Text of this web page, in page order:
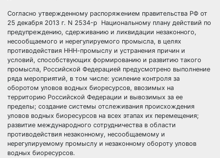
Согласно утвержденному распоряжением правительства РФ от
25 декабря 2013 г. N 2534-р Национальному плану действий по
предупреждению, сдерживанию и ликвидации незаконного,
несообщаемого и нерегулируемого промысла, в целях
противодействия ННН-промыслу и устранения причин и
условий, способствующих формированию и развитию такого
промысла, Российской Федерацией предусмотрено выполнение
ряда мероприятий, в том числе: усиление контроля за
оборотом уловов водных биоресурсов, ввозимых на
территорию Российской Федерации и вывозимых за ее
пределы; создание системы отслеживания происхождения
уловов водных биоресурсов на всех этапах их перемещения;
развитие международного сотрудничества в области
противодействия незаконному, несообщаемому и
нерегулируемому промыслу и незаконному обороту уловов
водных биоресурсов.